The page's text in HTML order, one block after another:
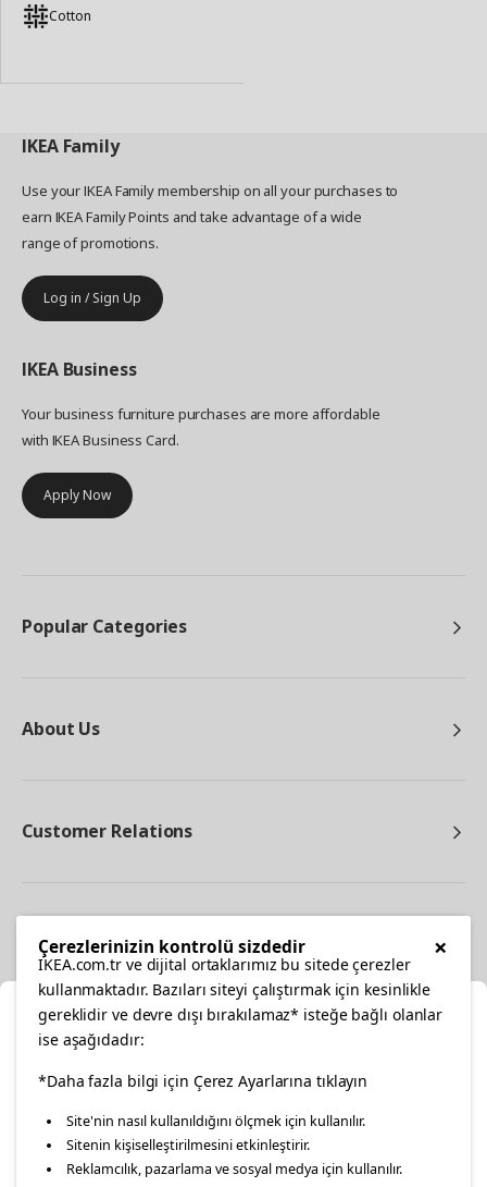
to
Basket
Cotton
IKEA Family
Use your IKEA Family membership on all your purchases to
earn IKEA Family Points and take advantage of a wide
range of promotions.
Log in / Sign Up
IKEA Business
Your business furniture purchases are more affordable
with IKEA Business Card.
Apply Now
Popular Categories
About Us
Customer Relations
facebooktwitterinstagrampinterestyoutube
linkedin
Select Location
Please select to see the content specific to your delivery
location for your orders from Online Store.
×
Çerezlerinizin kontrolü sizdedir
IKEA.com.tr ve dijital ortaklarımız bu sitede çerezler
kullanmaktadır. Bazıları siteyi çalıştırmak için kesinlikle
gereklidir ve devre dışı bırakılamaz* isteğe bağlı olanlar
ise aşağıdadır:
*Daha fazla bilgi için Çerez Ayarlarına tıklayın
Site'nin nasıl kullanıldığını ölçmek için kullanılır.
Sitenin kişiselleştirilmesini etkinleştirir.
Reklamcılık, pazarlama ve sosyal medya için kullanılır.